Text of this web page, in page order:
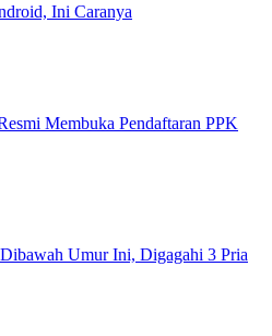
Ini Caranya
Membuka Pendaftaran PPK
Umur Ini, Digagahi 3 Pria